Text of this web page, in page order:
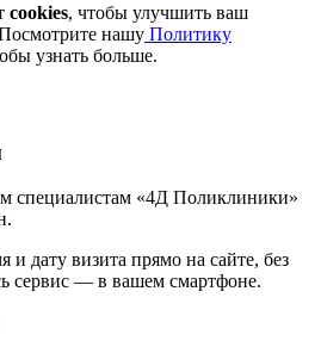
cookies, чтобы улучшить ваш
нашу Политику
узнать больше.
специалистам «4Д Поликлиники»
и дату визита прямо на сайте, без
сервис — в вашем смартфоне.